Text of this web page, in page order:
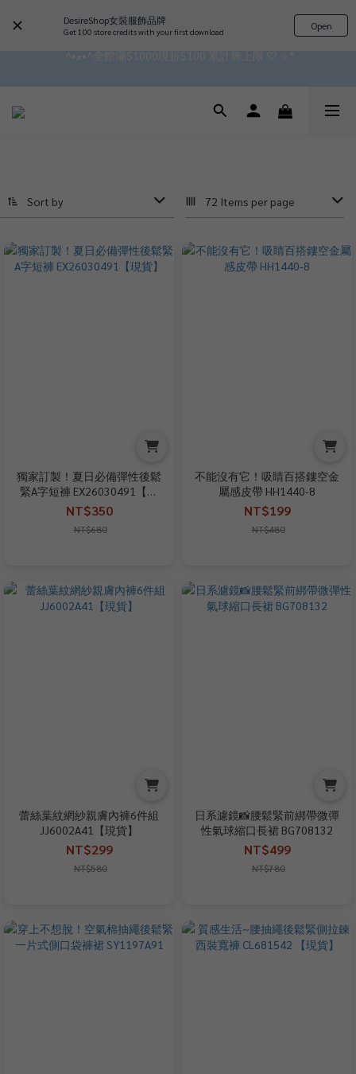
DesireShop女裝服飾品牌
Get 100 store credits with your first download Open ^•ﻌ•^全館滿$1000現折$100 累計無上限 ♡ ✧*
✿॰ॱ*｡ﾟ 全館滿$799即免運ॱ*｡ﾟ✿
Sort by 72 Items per page
獨家訂製！夏日必備彈性後鬆
緊A字短褲 EX26030491【現
貨】
NT$350
NT$680
不能沒有它！吸睛百搭鏤空金
屬感皮帶 HH1440-8
NT$199
NT$480
蕾絲葉紋網紗親膚內褲6件組
JJ6002A41【現貨】
NT$299
NT$580
日系濾鏡📸腰鬆緊前綁帶微彈
性氣球縮口長裙 BG708132
NT$499
NT$780